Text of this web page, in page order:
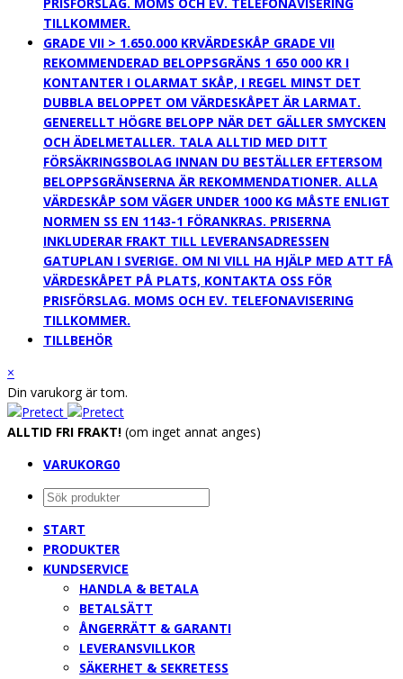
TILLKOMMER.
GRADE VII > 1.650.000 KRVÄRDESKÅP GRADE VII
REKOMMENDERAD BELOPPSGRÄNS 1 650 000 KR I
KONTANTER I OLARMAT SKÅP, I REGEL MINST DET
DUBBLA BELOPPET OM VÄRDESKÅPET ÄR LARMAT.
GENERELLT HÖGRE BELOPP NÄR DET GÄLLER SMYCKEN
OCH ÄDELMETALLER. TALA ALLTID MED DITT
FÖRSÄKRINGSBOLAG INNAN DU BESTÄLLER EFTERSOM
BELOPPSGRÄNSERNA ÄR REKOMMENDATIONER. ALLA
VÄRDESKÅP SOM VÄGER UNDER 1000 KG MÅSTE ENLIGT
NORMEN SS EN 1143-1 FÖRANKRAS. PRISERNA
INKLUDERAR FRAKT TILL LEVERANSADRESSEN
GATUPLAN I SVERIGE. OM NI VILL HA HJÄLP MED ATT FÅ
VÄRDESKÅPET PÅ PLATS, KONTAKTA OSS FÖR
PRISFÖRSLAG. MOMS OCH EV. TELEFONAVISERING
TILLKOMMER.
TILLBEHÖR
×
Din varukorg är tom.
ALLTID FRI FRAKT! (om inget annat anges)
VARUKORG0
START
PRODUKTER
KUNDSERVICE
HANDLA & BETALA
BETALSÄTT
ÅNGERRÄTT & GARANTI
LEVERANSVILLKOR
SÄKERHET & SEKRETESS